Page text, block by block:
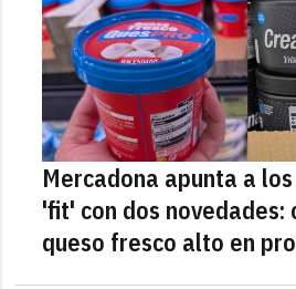
Mercadona apunta a
'fit' con dos novedades:
queso fresco alto en